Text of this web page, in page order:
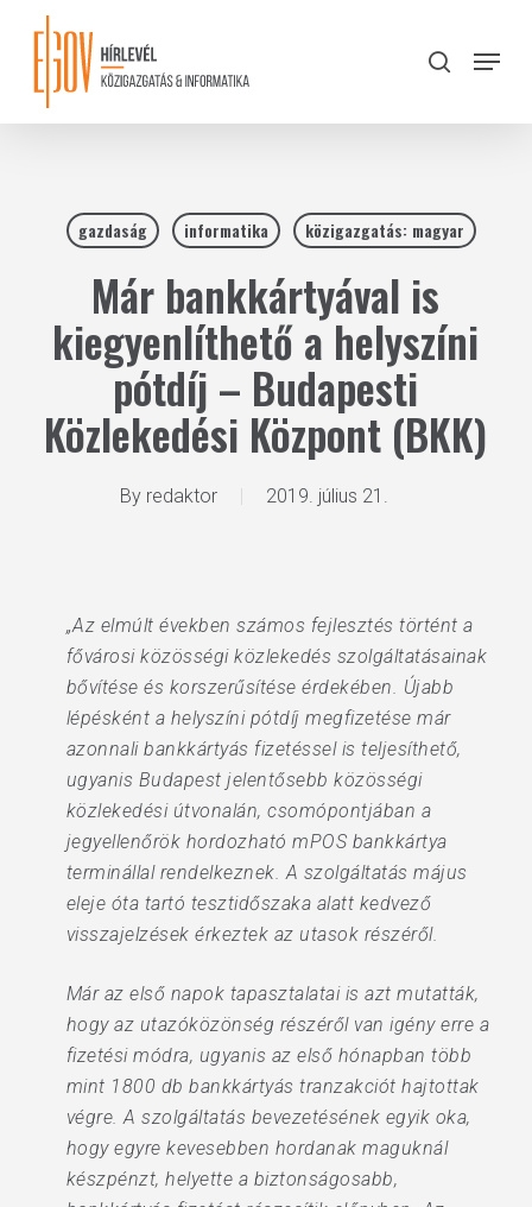
content
search
Menu
gazdaság informatika közigazgatás: magyar
Már bankkártyával is
kiegyenlíthető a helyszíni
pótdíj – Budapesti
Közlekedési Központ (BKK)
By redaktor 2019. július 21.
„Az elmúlt években számos fejlesztés történt a
fővárosi közösségi közlekedés szolgáltatásainak
bővítése és korszerűsítése érdekében. Újabb
lépésként a helyszíni pótdíj megfizetése már
azonnali bankkártyás fizetéssel is teljesíthető,
ugyanis Budapest jelentősebb közösségi
közlekedési útvonalán, csomópontjában a
jegyellenőrök hordozható mPOS bankkártya
terminállal rendelkeznek. A szolgáltatás május
eleje óta tartó tesztidőszaka alatt kedvező
visszajelzések érkeztek az utasok részéről.
Már az első napok tapasztalatai is azt mutatták,
hogy az utazóközönség részéről van igény erre a
fizetési módra, ugyanis az első hónapban több
mint 1800 db bankkártyás tranzakciót hajtottak
végre. A szolgáltatás bevezetésének egyik oka,
hogy egyre kevesebben hordanak maguknál
készpénzt, helyette a biztonságosabb,
Close